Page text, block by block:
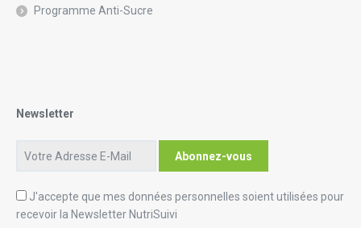
Programme Anti-Sucre
Newsletter
J'accepte que mes données personnelles soient utilisées pour
recevoir la Newsletter NutriSuivi